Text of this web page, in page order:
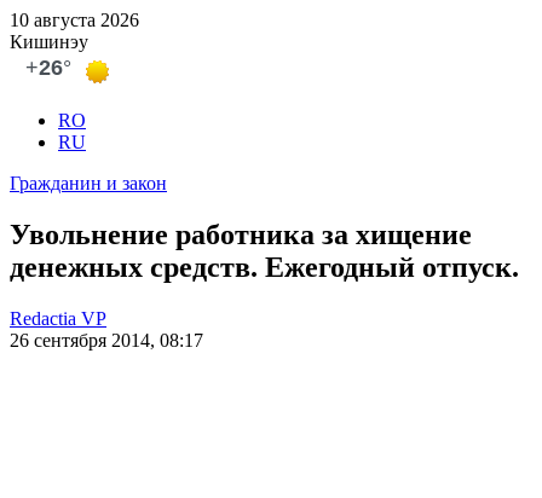
10 августа 2026
Кишинэу
RO
RU
Гражданин и закон
Увольнение работника за хищение
денежных средств. Ежегодный отпуск.
Redactia VP
26 сентября 2014, 08:17